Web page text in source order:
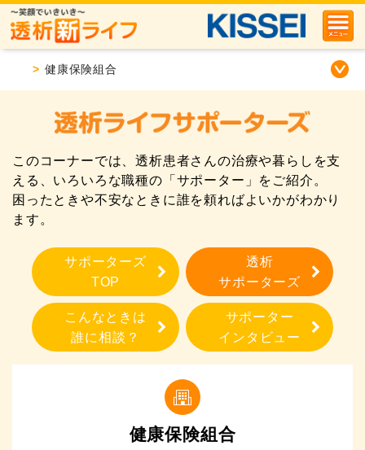
> 健康保険組合
このコーナーでは、透析患者さんの治療や暮らしを支
える、いろいろな職種の「サポーター」をご紹介。
困ったときや不安なときに誰を頼ればよいかがわかり
ます。
サポーターズ
TOP
透析
サポーターズ
こんなときは
誰に相談？
サポーター
インタビュー
健康保険組合